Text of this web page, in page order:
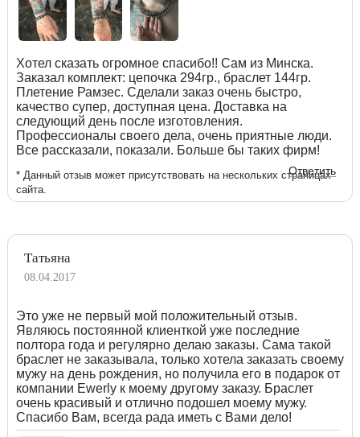
Хотел сказать огромное спасибо!! Сам из Минска.
Заказал комплект: цепочка 294гр., браслет 144гр.
Плетение Рамзес. Сделали заказ очень быстро,
качество супер, доступная цена. Доставка на
следующий день после изготовления.
Профессионалы своего дела, очень приятные люди.
Все рассказали, показали. Больше бы таких фирм!
Ответить
* Данный отзыв может присутствовать на нескольких страницах
сайта.
Татьяна
08.04.2017
Это уже не первый мой положительный отзыв.
Являюсь постоянной клиенткой уже последние
полтора года и регулярно делаю заказы. Сама такой
браслет не заказывала, только хотела заказать своему
мужу на день рождения, но получила его в подарок от
компании Ewerly к моему другому заказу. Браслет
очень красивый и отлично подошел моему мужу.
Спасибо Вам, всегда рада иметь с Вами дело!